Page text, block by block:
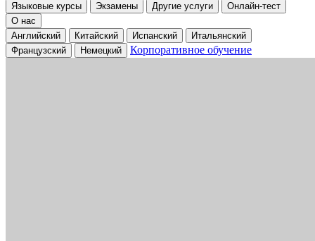
Языковые курсы Экзамены Другие услуги
Онлайн-тест
О нас
Английский
Китайский Испанский
Итальянский
Французский
Немецкий Корпоративное обучение